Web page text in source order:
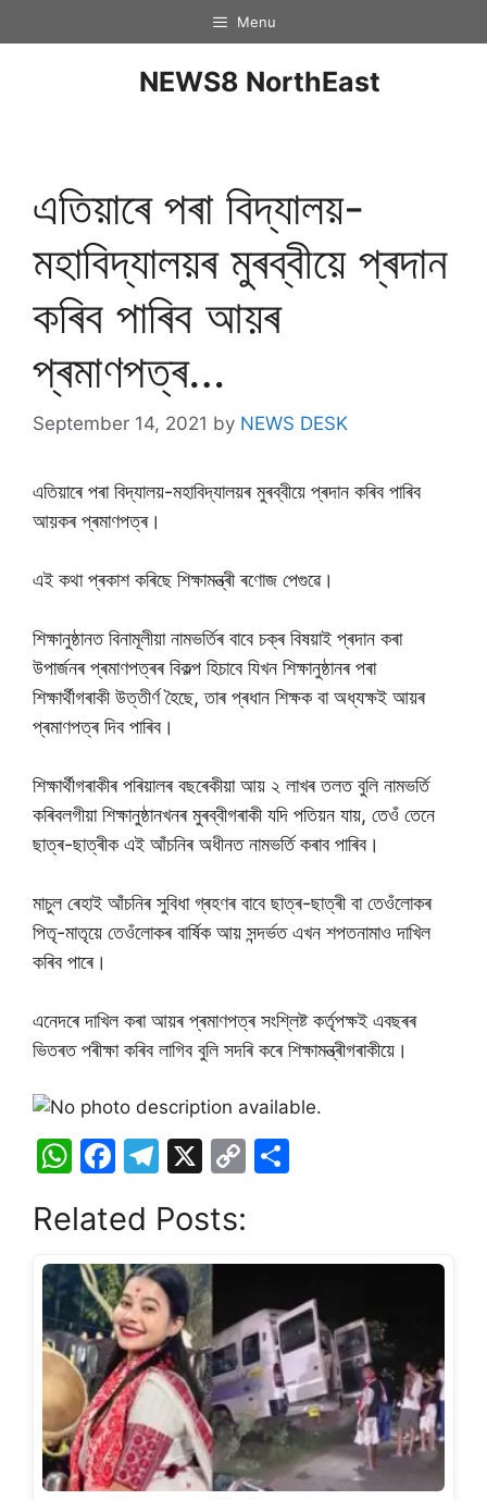
Menu
NEWS8 NorthEast
এতিয়াৰে পৰা বিদ্যালয়-
মহাবিদ্যালয়ৰ মুৰব্বীয়ে প্ৰদান
কৰিব পাৰিব আয়ৰ
প্ৰমাণপত্ৰ…
September 14, 2021 by NEWS DESK
এতিয়াৰে পৰা বিদ্যালয়-মহাবিদ্যালয়ৰ মুৰব্বীয়ে প্ৰদান কৰিব পাৰিব
আয়কৰ প্ৰমাণপত্ৰ।
এই কথা প্ৰকাশ কৰিছে শিক্ষামন্ত্ৰী ৰণোজ পেগুৱে।
শিক্ষানুষ্ঠানত বিনামূলীয়া নামভৰ্তিৰ বাবে চক্ৰ বিষয়াই প্ৰদান কৰা
উপাৰ্জনৰ প্ৰমাণপত্ৰৰ বিকল্প হিচাবে যিখন শিক্ষানুষ্ঠানৰ পৰা
শিক্ষাৰ্থীগৰাকী উত্তীৰ্ণ হৈছে, তাৰ প্ৰধান শিক্ষক বা অধ্যক্ষই আয়ৰ
প্ৰমাণপত্ৰ দিব পাৰিব।
শিক্ষাৰ্থীগৰাকীৰ পৰিয়ালৰ বছৰেকীয়া আয় ২ লাখৰ তলত বুলি নামভৰ্তি
কৰিবলগীয়া শিক্ষানুষ্ঠানখনৰ মুৰব্বীগৰাকী যদি পতিয়ন যায়, তেওঁ তেনে
ছাত্ৰ-ছাত্ৰীক এই আঁচনিৰ অধীনত নামভৰ্তি কৰাব পাৰিব।
মাচুল ৰেহাই আঁচনিৰ সুবিধা গ্ৰহণৰ বাবে ছাত্ৰ-ছাত্ৰী বা তেওঁলোকৰ
পিতৃ-মাতৃয়ে তেওঁলোকৰ বাৰ্ষিক আয় সন্দৰ্ভত এখন শপতনামাও দাখিল
কৰিব পাৰে।
এনেদৰে দাখিল কৰা আয়ৰ প্ৰমাণপত্ৰ সংশ্লিষ্ট কৰ্তৃপক্ষই এবছৰৰ
ভিতৰত পৰীক্ষা কৰিব লাগিব বুলি সদৰি কৰে শিক্ষামন্ত্ৰীগৰাকীয়ে।
W
at
s
A
p
p
F
c
e
b
o
o
k
T
e
gr
a
m
X
C
y
n
k
e
Related Posts: